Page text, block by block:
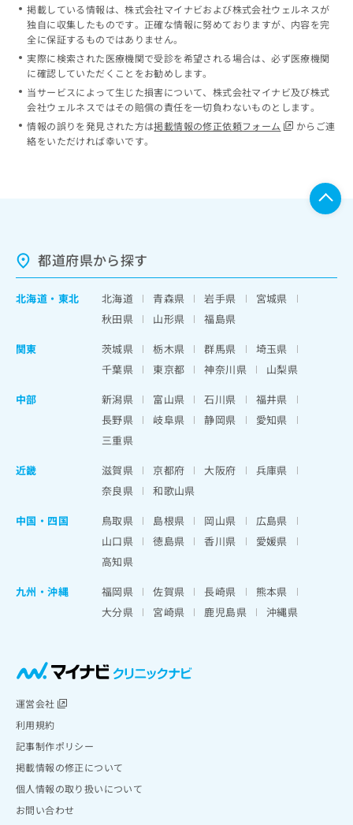
掲載している情報は、株式会社マイナビおよび株式会社ウェルネスが
独自に収集したものです。正確な情報に努めておりますが、内容を完
全に保証するものではありません。
実際に検索された医療機関で受診を希望される場合は、必ず医療機関
に確認していただくことをお勧めします。
当サービスによって生じた損害について、株式会社マイナビ及び株式
会社ウェルネスではその賠償の責任を一切負わないものとします。
情報の誤りを発見された方は掲載情報の修正依頼フォーム
からご連
絡をいただければ幸いです。
都道府県から探す
北海道 ・ 東北 北海道 青森県 岩手県
宮城県
秋田県
山形県
福島県
関東
茨城県 栃木県 群馬県
埼玉県
千葉県
東京都 神奈川県
山梨県
中部
新潟県 富山県 石川県
福井県
長野県
岐阜県 静岡県
愛知県
三重県
近畿
滋賀県 京都府 大阪府
兵庫県
奈良県
和歌山県
中国・四国
鳥取県 島根県 岡山県
広島県
山口県
徳島県 香川県
愛媛県
高知県
九州・沖縄
福岡県 佐賀県 長崎県
熊本県
大分県
宮崎県 鹿児島県 沖縄県
運営会社
利用規約
記事制作ポリシー
掲載情報の修正について
個人情報の取り扱いについて
お問い合わせ